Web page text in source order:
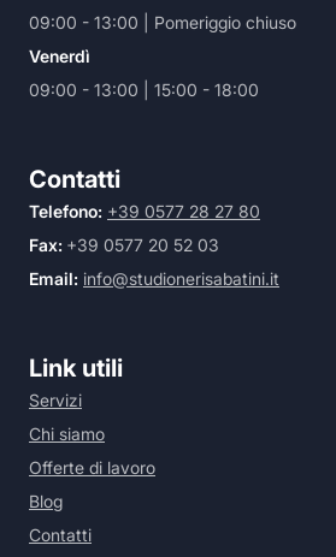
09:00 - 13:00 | Pomeriggio chiuso
Venerdì
09:00 - 13:00 | 15:00 - 18:00
Contatti
Telefono: +39 0577 28 27 80
Fax: +39 0577 20 52 03
Email: info@studionerisabatini.it
Link utili
Servizi
Chi siamo
Offerte di lavoro
Blog
Contatti